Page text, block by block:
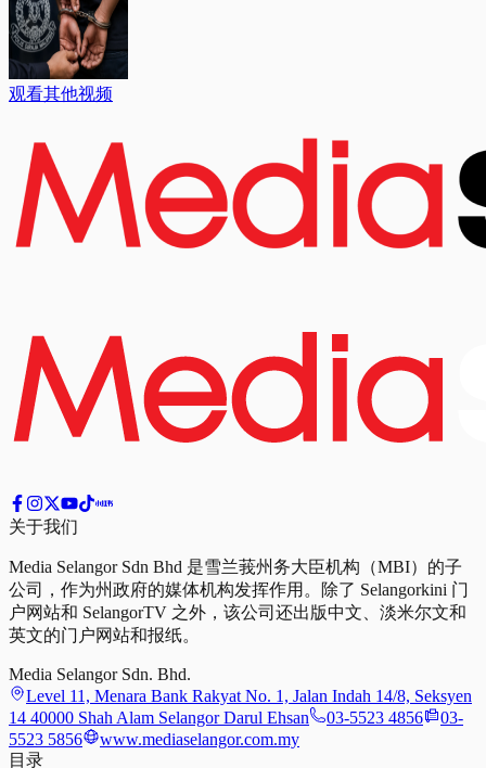
观看其他视频
关于我们
Media Selangor Sdn Bhd 是雪兰莪州务大臣机构（MBI）的子
公司，作为州政府的媒体机构发挥作用。除了 Selangorkini 门
户网站和 SelangorTV 之外，该公司还出版中文、淡米尔文和
英文的门户网站和报纸。
Media Selangor Sdn. Bhd.
Level 11, Menara Bank Rakyat No. 1, Jalan Indah 14/8, Seksyen
14 40000 Shah Alam Selangor Darul Ehsan
03-5523 4856
03-
5523 5856
www.mediaselangor.com.my
目录